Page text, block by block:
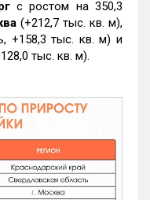
с ростом на 350,3
(+212,7 тыс. кв. м),
+158,3 тыс. кв. м) и
тыс. кв. м).